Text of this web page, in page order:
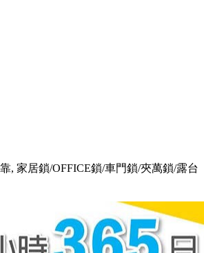
, 家居鎖/OFFICE鎖/車門鎖/夾萬鎖/露台